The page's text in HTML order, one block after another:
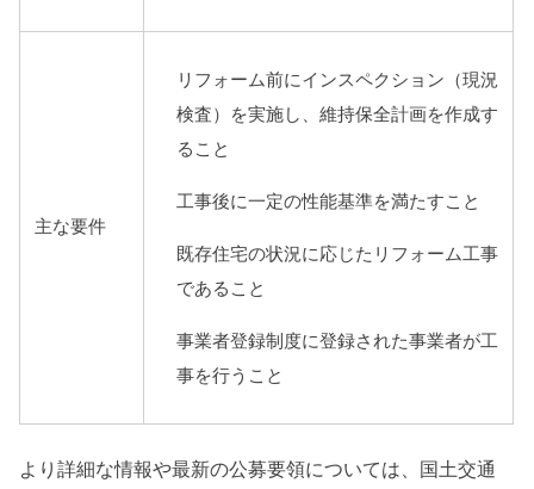
主な要件
リフォーム前にインスペクション（現況
検査）を実施し、維持保全計画を作成す
ること
工事後に一定の性能基準を満たすこと
既存住宅の状況に応じたリフォーム工事
であること
事業者登録制度に登録された事業者が工
事を行うこと
より詳細な情報や最新の公募要領については、国土交通